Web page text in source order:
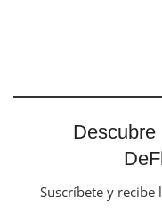
Suscríbete y